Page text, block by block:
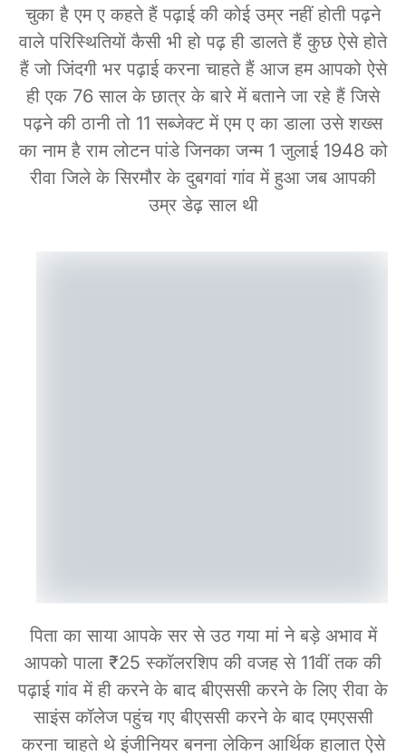
चुका है एम ए कहते हैं पढ़ाई की कोई उम्र नहीं होती पढ़ने
वाले परिस्थितियों कैसी भी हो पढ़ ही डालते हैं कुछ ऐसे होते
हैं जो जिंदगी भर पढ़ाई करना चाहते हैं आज हम आपको ऐसे
ही एक 76 साल के छात्र के बारे में बताने जा रहे हैं जिसे
पढ़ने की ठानी तो 11 सब्जेक्ट में एम ए का डाला उसे शख्स
का नाम है राम लोटन पांडे जिनका जन्म 1 जुलाई 1948 को
रीवा जिले के सिरमौर के दुबगवां गांव में हुआ जब आपकी
उम्र डेढ़ साल थी
पिता का साया आपके सर से उठ गया मां ने बड़े अभाव में
आपको पाला ₹25 स्कॉलरशिप की वजह से 11वीं तक की
पढ़ाई गांव में ही करने के बाद बीएससी करने के लिए रीवा के
साइंस कॉलेज पहुंच गए बीएससी करने के बाद एमएससी
करना चाहते थे इंजीनियर बनना लेकिन आर्थिक हालात ऐसे